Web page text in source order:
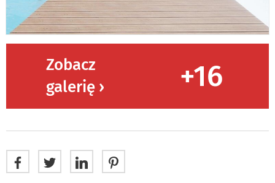
Zobacz
galerię ›
+16